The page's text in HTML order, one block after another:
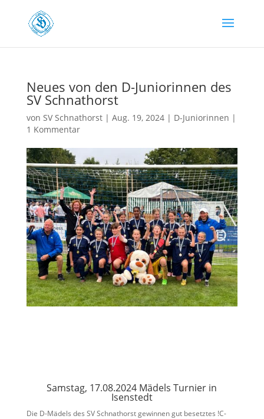
Neues von den D-Juniorinnen des
SV Schnathorst
von SV Schnathorst| Aug. 19, 2024| D-Juniorinnen |
1 Kommentar
Samstag, 17.08.2024 Mädels Turnier in
Isenstedt
Die D-Mädels des SV Schnathorst gewinnen gut besetztes !C-